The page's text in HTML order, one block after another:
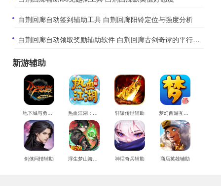
​白荆回廊自动签到辅助工具 白荆回廊阳铃定位与强度分析
​白荆回廊自动领取奖励辅助软件 白荆回廊古剑奇谭的平行世界
新游辅助
地下城与勇士M辅助 热血江湖：觉醒辅助 轩辕传世辅助 梦幻西游互通版辅助
剑侠问情辅助 浮生梦山海辅助 神话奇兵辅助 商店英雄辅助